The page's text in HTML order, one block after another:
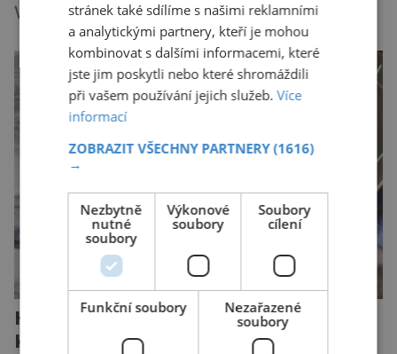
Washington, na druhé Moskva. Mezi nimi
jaderný arzenál schopný zničit planetu
padesátkrát dokola, železná opona a miliony
vojáků v permanentní pohotovosti. A pak je tu
Donald Kendall, generální ředitel společnosti
admirálem flotily, jež čítá sedmnáct […]
Hit zdravého stravování:
Konzervované sardinky!
stránek také sdílíme s našimi reklamními
a analytickými partnery, kteří je mohou
kombinovat s dalšími informacemi, které
jste jim poskytli nebo které shromáždili
při vašem používání jejich služeb.Více
informací
ZOBRAZIT VŠECHNY PARTNERY(1616)
→
Nezbytně
nutné
soubory
Výkonové
soubory
Soubory
cílení
Funkční soubory
Nezařazené
soubory